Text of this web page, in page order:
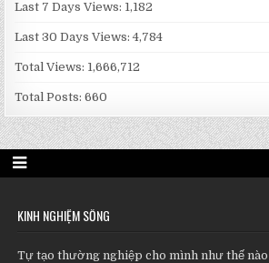
Last 7 Days Views: 1,182
Last 30 Days Views:4,784
Total Views: 1,666,712
Total Posts:660
KINH NGHIỆM SỐNG
Tự tạo thường nghiệp cho mình như thế nào